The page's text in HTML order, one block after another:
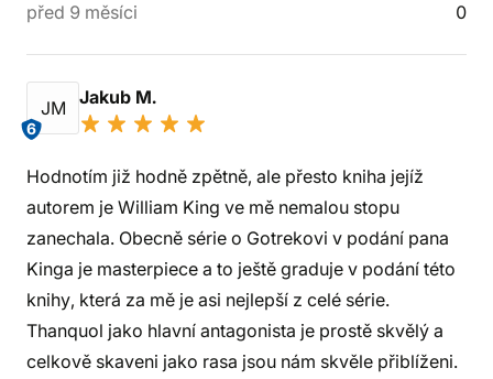
před 9 měsíci 0
JM
6
Jakub M.
Hodnotím již hodně zpětně, ale přesto kniha jejíž
autorem je William King ve mě nemalou stopu
zanechala. Obecně série o Gotrekovi v podání pana
Kinga je masterpiece a to ještě graduje v podání této
knihy, která za mě je asi nejlepší z celé série.
Thanquol jako hlavní antagonista je prostě skvělý a
celkově skaveni jako rasa jsou nám skvěle přiblíženi.